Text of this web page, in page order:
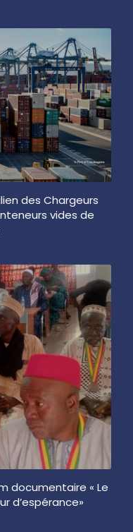
des Chargeurs
vides de
documentaire « Le
d’espérance»